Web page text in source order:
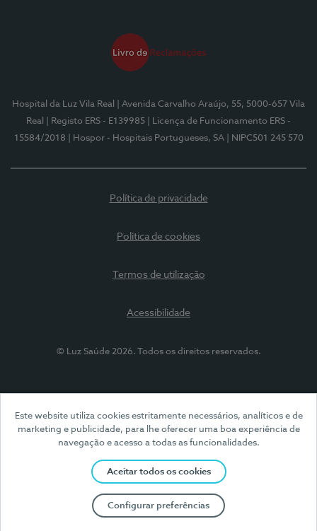
Este website utiliza cookies estritamente necessários, analíticos e de
marketing e publicidade, para lhe oferecer uma boa experiência de
navegação e acesso a todas as funcionalidades.
Aceitar todos os cookies
Configurar preferências
Hospital da Luz Vila Real
| Avenida Carvalho Araújo, 55, 5000-657 Vila
Real
| Registo ERS - E139985
| Licença de Funcionamento ERS -
15584/2018
| Hospor - Hospitais Portugueses, SA | NIPC501 245 570
Política de privacidade
Política de cookies
Termos de utilização
Acessibilidade
© Luz Saúde 2026. Todos os direitos reservados.